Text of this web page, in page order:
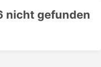
nicht gefunden